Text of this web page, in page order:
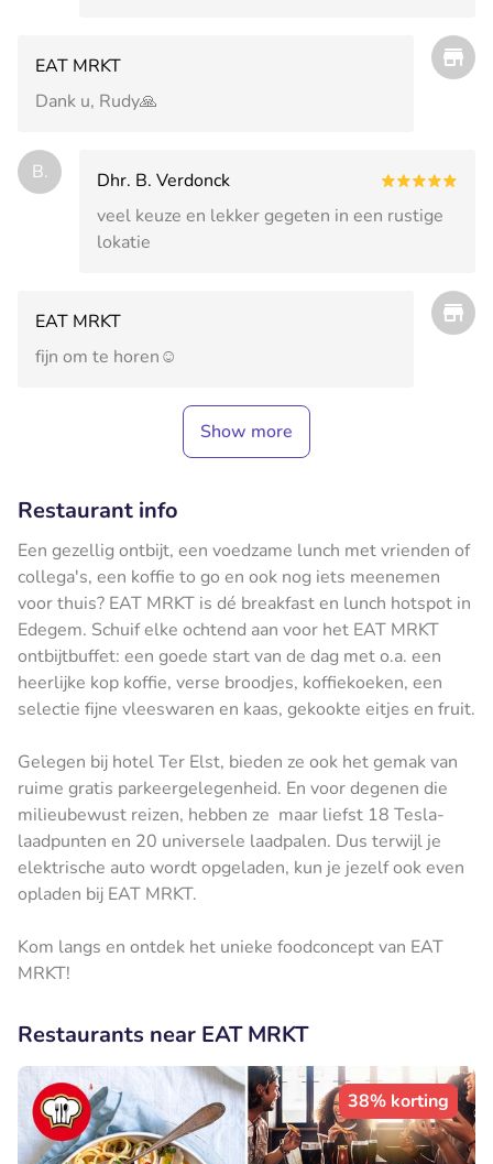
EAT MRKT
Dank u, Rudy🙏
B.
Dhr. B. Verdonck
veel keuze en lekker gegeten in een rustige
lokatie
EAT MRKT
fijn om te horen☺️
Show more
Restaurant info
Een gezellig ontbijt, een voedzame lunch met vrienden of
collega's, een koffie to go en ook nog iets meenemen
voor thuis? EAT MRKT is dé breakfast en lunch hotspot in
Edegem. Schuif elke ochtend aan voor het EAT MRKT
ontbijtbuffet: een goede start van de dag met o.a. een
heerlijke kop koffie, verse broodjes, koffiekoeken, een
selectie fijne vleeswaren en kaas, gekookte eitjes en fruit.
Gelegen bij hotel Ter Elst, bieden ze ook het gemak van
ruime gratis parkeergelegenheid. En voor degenen die
milieubewust reizen, hebben ze maar liefst 18 Tesla-
laadpunten en 20 universele laadpalen. Dus terwijl je
elektrische auto wordt opgeladen, kun je jezelf ook even
opladen bij EAT MRKT.
Kom langs en ontdek het unieke foodconcept van EAT
MRKT!
Restaurants near EAT MRKT
38% korting